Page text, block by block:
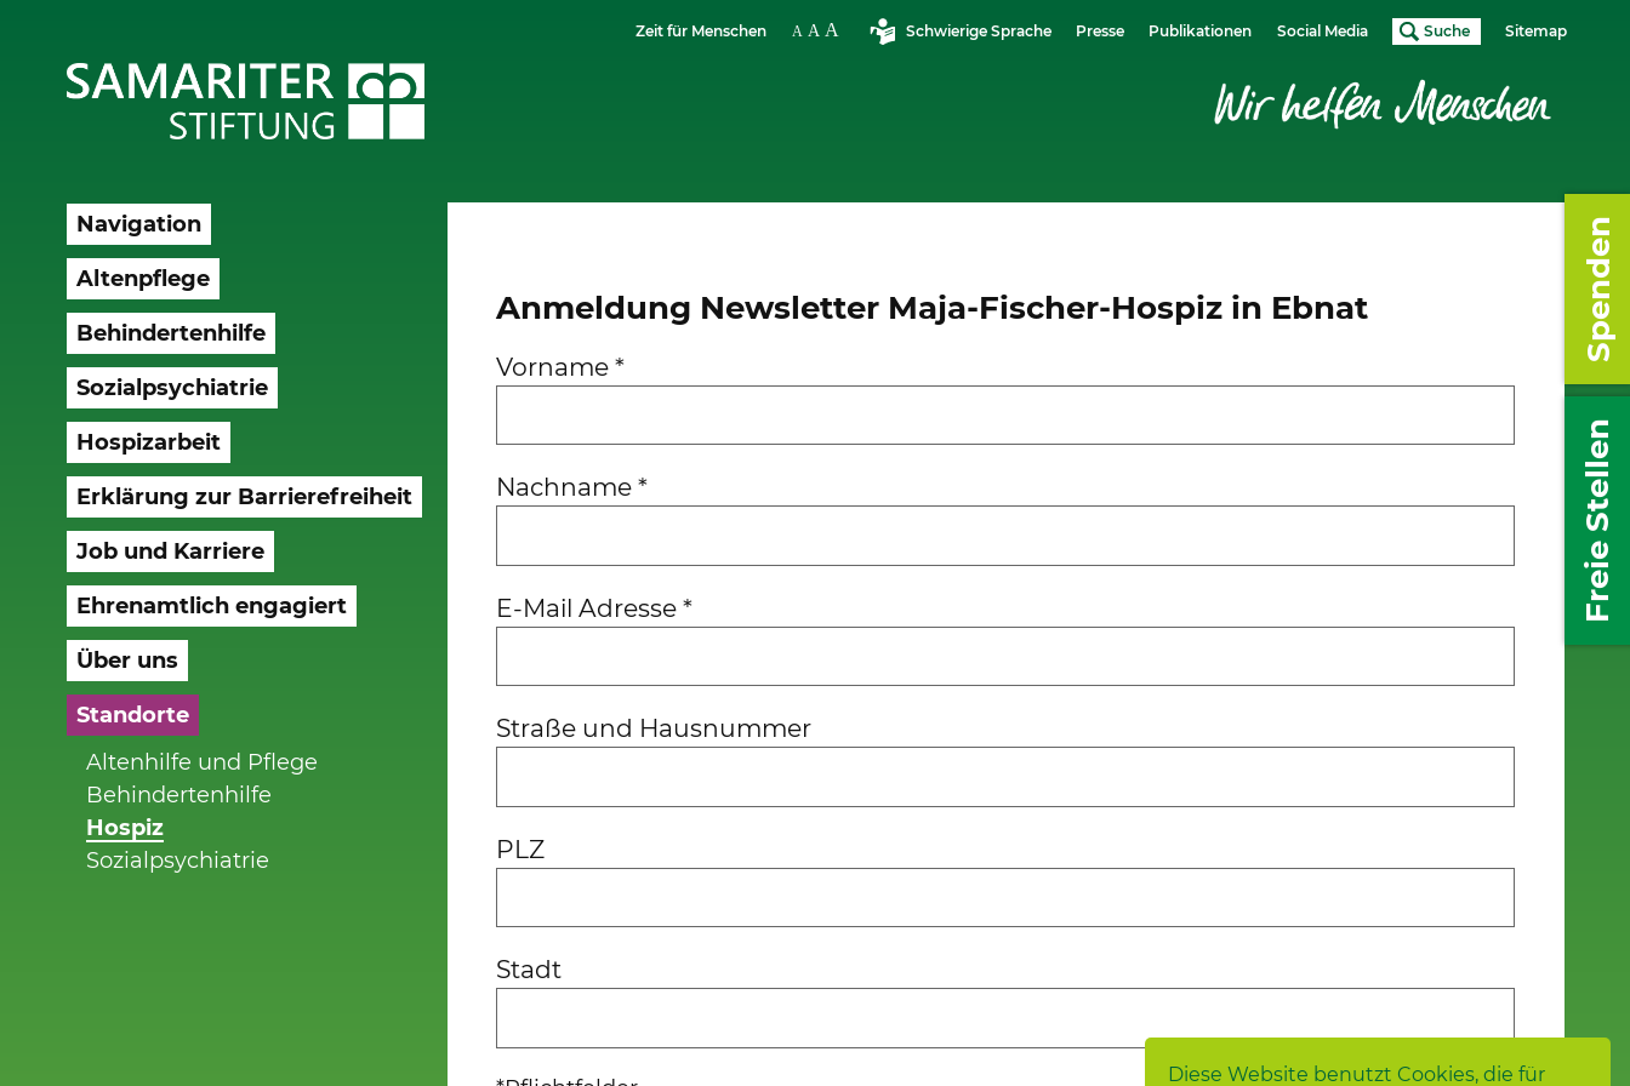
Diese Website benutzt Cookies, die für
Navigation
Altenpflege
Behindertenhilfe
Sozialpsychiatrie
Hospizarbeit
Erklärung zur Barrierefreiheit
Job und Karriere
Ehrenamtlich engagiert
Über uns
Standorte
Altenhilfe und Pflege
Behindertenhilfe
Hospiz
Sozialpsychiatrie
Zeit für Menschen Schwierige Sprache Presse Publikationen Social Media Suche Sitemap
Anmeldung Newsletter Maja-Fischer-Hospiz in Ebnat
Vorname*
Nachname*
E-Mail Adresse*
Straße und Hausnummer
PLZ
Stadt
Spenden
Freie Stellen